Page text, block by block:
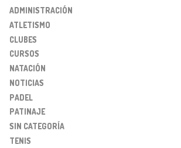
ADMINISTRACIÓN
ATLETISMO
CLUBES
CURSOS
NATACIÓN
NOTICIAS
PADEL
PATINAJE
SIN CATEGORÍA
TENIS